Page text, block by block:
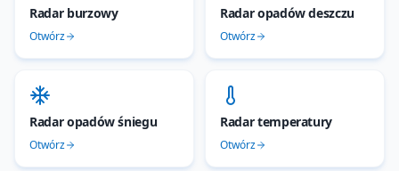
Radar burzowy
Otwórz
Radar opadów deszczu
Otwórz
Radar opadów śniegu
Otwórz
Radar temperatury
Otwórz